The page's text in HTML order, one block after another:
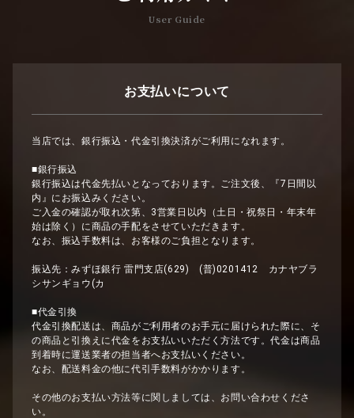
User Guide
お支払いについて
当店では、銀行振込・代金引換決済がご利用になれます。
■銀行振込
銀行振込は代金先払いとなっております。ご注文後、『7日間以
内』にお振込みください。
ご入金の確認が取れ次第、3営業日以内（土日・祝祭日・年末年
始は除く）に商品の手配をさせていただきます。
なお、振込手数料は、お客様のご負担となります。
振込先：みずほ銀行 雷門支店(629) (普)0201412 カナヤブラ
シサンギョウ(カ
■代金引換
代金引換配送は、商品がご利用者のお手元に届けられた際に、そ
の商品と引換えに代金をお支払いいただく方法です。代金は商品
到着時に運送業者の担当者へお支払いください。
なお、配送料金の他に代引手数料がかかります。
その他のお支払い方法等に関しましては、お問い合わせくださ
い。